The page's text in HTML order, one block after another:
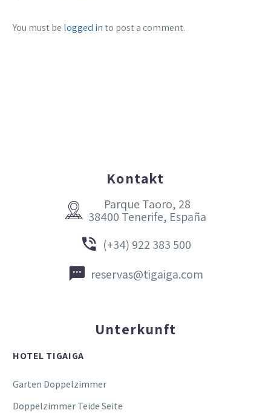
You must be logged into post a comment.
Kontakt


Parque Taoro, 28
38400 Tenerife, España

 (+34) 922 383 500

 reservas@tigaiga.com
Unterkunft
HOTEL TIGAIGA
Garten Doppelzimmer
Doppelzimmer Teide Seite